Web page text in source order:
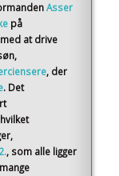
Asser
på
at drive
, der
. Det
, som alle ligger